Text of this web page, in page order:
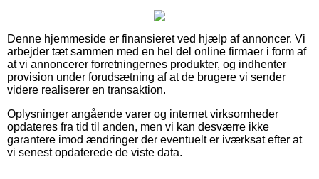
Denne hjemmeside er finansieret ved hjælp af annoncer. Vi
arbejder tæt sammen med en hel del online firmaer i form af
at vi annoncerer forretningernes produkter, og indhenter
provision under forudsætning af at de brugere vi sender
videre realiserer en transaktion.
Oplysninger angående varer og internet virksomheder
opdateres fra tid til anden, men vi kan desværre ikke
garantere imod ændringer der eventuelt er iværksat efter at
vi senest opdaterede de viste data.